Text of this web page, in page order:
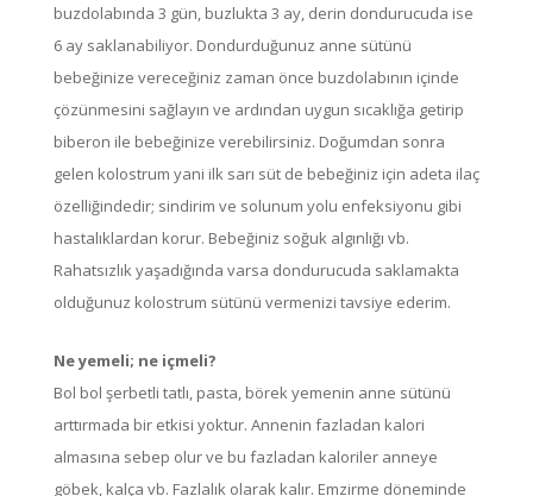
buzdolabında 3 gün, buzlukta 3 ay, derin dondurucuda ise
6 ay saklanabiliyor. Dondurduğunuz anne sütünü
bebeğinize vereceğiniz zaman önce buzdolabının içinde
çözünmesini sağlayın ve ardından uygun sıcaklığa getirip
biberon ile bebeğinize verebilirsiniz. Doğumdan sonra
gelen kolostrum yani ilk sarı süt de bebeğiniz için adeta ilaç
özelliğindedir; sindirim ve solunum yolu enfeksiyonu gibi
hastalıklardan korur. Bebeğiniz soğuk algınlığı vb.
Rahatsızlık yaşadığında varsa dondurucuda saklamakta
olduğunuz kolostrum sütünü vermenizi tavsiye ederim.
Ne yemeli; ne içmeli?
Bol bol şerbetli tatlı, pasta, börek yemenin anne sütünü
arttırmada bir etkisi yoktur. Annenin fazladan kalori
almasına sebep olur ve bu fazladan kaloriler anneye
göbek, kalça vb. Fazlalık olarak kalır. Emzirme döneminde